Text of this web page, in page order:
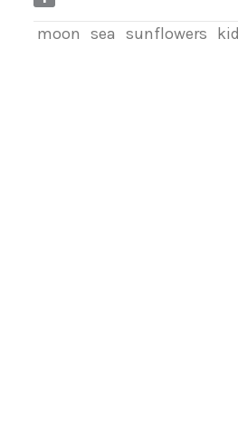
moon sea sunflowers